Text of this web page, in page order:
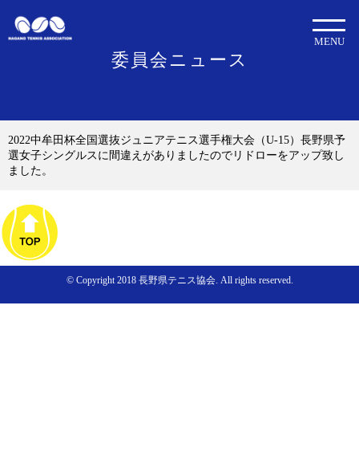
委員会ニュース
MENU
2022中牟田杯全国選抜ジュニアテニス選手権大会（U-15）長野県予
選女子シングルスに間違えがありましたのでリドローをアップ致し
ました。
© Copyright 2018 長野県テニス協会. All rights reserved.